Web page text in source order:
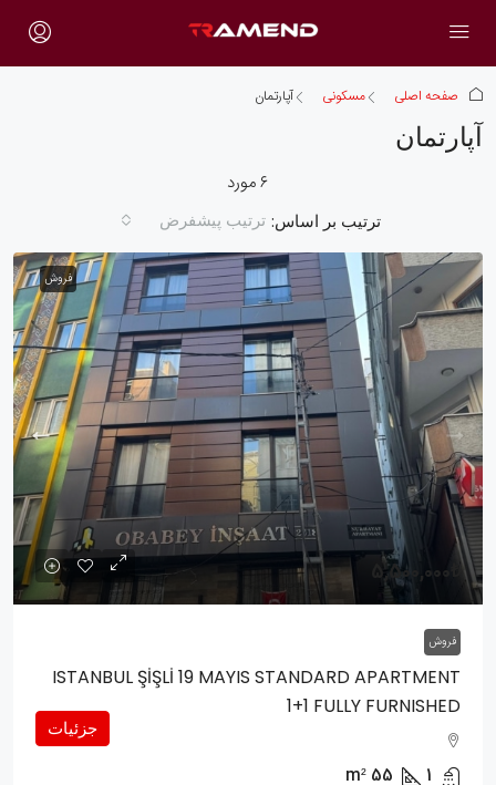
صفحه اصلی مسکونی آپارتمان
آپارتمان
۶ مورد
ترتیب بر اساس: ترتیب پیشفرض
فروش
5,500,000₺
فروش
ISTANBUL ŞİŞLİ 19 MAYIS STANDARD APARTMENT
1+1 FULLY FURNISHED
1
55
m²
جزئیات